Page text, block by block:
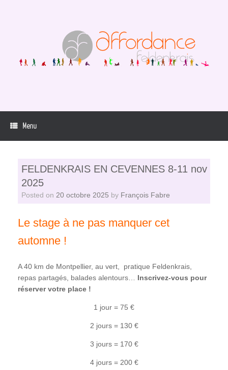
Menu
FELDENKRAIS EN CEVENNES 8-11 nov
2025
Posted on 20 octobre 2025 by François Fabre
Le stage à ne pas manquer cet
automne !
A 40 km de Montpellier, au vert, pratique Feldenkrais,
repas partagés, balades alentours… Inscrivez-vous pour
réserver votre place !
1 jour = 75 €
2 jours = 130 €
3 jours = 170 €
4 jours = 200 €